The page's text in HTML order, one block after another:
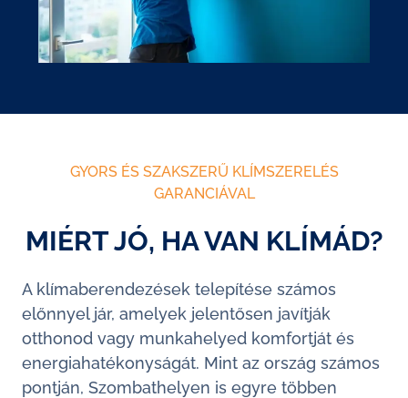
GYORS ÉS SZAKSZERŰ KLÍMSZERELÉS
GARANCIÁVAL
MIÉRT JÓ, HA VAN KLÍMÁD?
A klímaberendezések telepítése számos
előnnyel jár, amelyek jelentősen javítják
otthonod vagy munkahelyed komfortját és
energiahatékonyságát. Mint az ország számos
pontján, Szombathelyen is egyre többen